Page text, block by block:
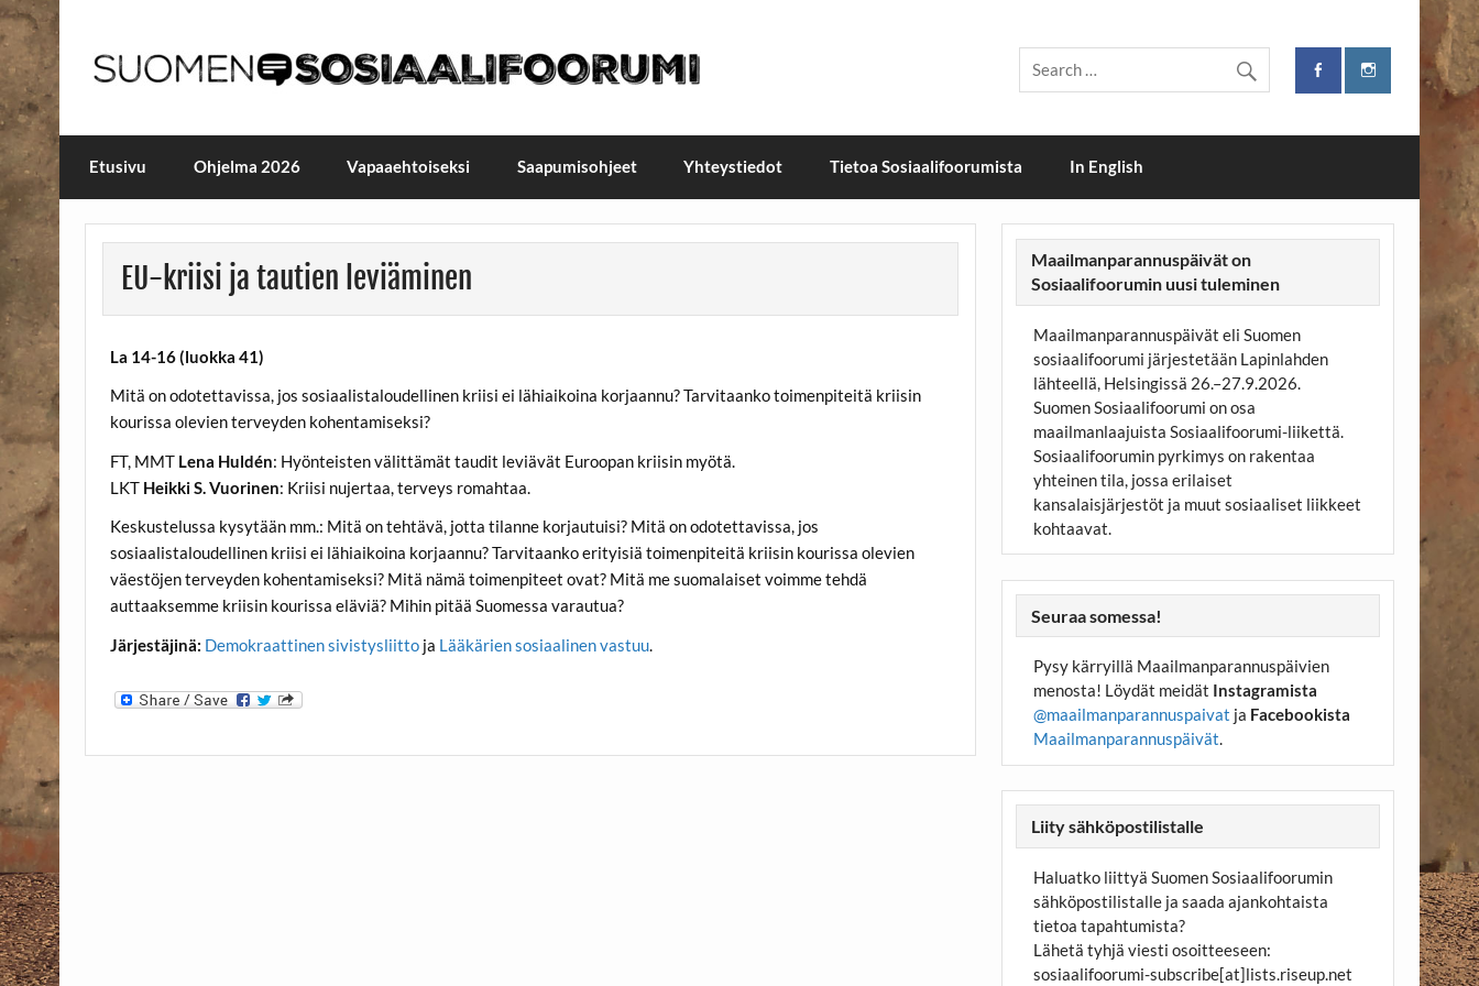
Skip
to
content
Maailmanparannuspäivät / Suomen Sosiaalifoorumi
Maailmanparannuspäivät Lapinlahden Lähteellä, Helsingissä 26.–27.9.2026
Etusivu Ohjelma 2026 Vapaaehtoiseksi Saapumisohjeet Yhteystiedot Tietoa Sosiaalifoorumista In English
EU-kriisi ja tautien leviäminen
La 14-16 (luokka 41)
Mitä on odotettavissa, jos sosiaalistaloudellinen kriisi ei lähiaikoina korjaannu? Tarvitaanko toimenpiteitä kriisin
kourissa olevien terveyden kohentamiseksi?
FT, MMT Lena Huldén: Hyönteisten välittämät taudit leviävät Euroopan kriisin myötä.
LKT Heikki S. Vuorinen: Kriisi nujertaa, terveys romahtaa.
Keskustelussa kysytään mm.: Mitä on tehtävä, jotta tilanne korjautuisi? Mitä on odotettavissa, jos
sosiaalistaloudellinen kriisi ei lähiaikoina korjaannu? Tarvitaanko erityisiä toimenpiteitä kriisin kourissa olevien
väestöjen terveyden kohentamiseksi? Mitä nämä toimenpiteet ovat? Mitä me suomalaiset voimme tehdä
auttaaksemme kriisin kourissa eläviä? Mihin pitää Suomessa varautua?
Järjestäjinä: Demokraattinen sivistysliitto ja Lääkärien sosiaalinen vastuu
Maailmanparannuspäivät on
Sosiaalifoorumin uusi tuleminen
Maailmanparannuspäivät eli Suomen
sosiaalifoorumi järjestetään Lapinlahden
lähteellä, Helsingissä 26.–27.9.2026.
Suomen Sosiaalifoorumi on osa
maailmanlaajuista Sosiaalifoorumi-liikettä.
Sosiaalifoorumin pyrkimys on rakentaa
yhteinen tila, jossa erilaiset
kansalaisjärjestöt ja muut sosiaaliset liikkeet
kohtaavat.
Seuraa somessa!
Pysy kärryillä Maailmanparannuspäivien
menosta! Löydät meidät Instagramista
@maailmanparannuspaivat ja Facebookista
Maailmanparannuspäivät.
Liity sähköpostilistalle
Haluatko liittyä Suomen Sosiaalifoorumin
sähköpostilistalle ja saada ajankohtaista
tietoa tapahtumista?
Lähetä tyhjä viesti osoitteeseen:
sosiaalifoorumi-subscribe[at]lists.riseup.net